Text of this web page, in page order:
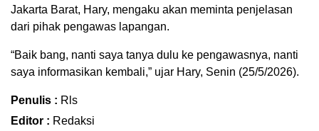
Jakarta Barat, Hary, mengaku akan meminta penjelasan
dari pihak pengawas lapangan.
“Baik bang, nanti saya tanya dulu ke pengawasnya, nanti
saya informasikan kembali,” ujar Hary, Senin (25/5/2026).
Penulis : Rls
Editor : Redaksi